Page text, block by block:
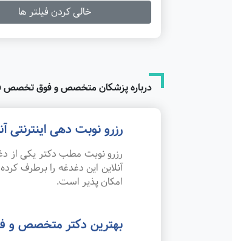
خالی کردن فیلتر ها
درباره پزشکان متخصص و فوق تخصص
رزرو نوبت دهی
رزرو نوبت مطب دکتر یکی از
آنلاین این دغدغه را برطرف
امکان پذیر است.
بهترین دکتر متخصص و